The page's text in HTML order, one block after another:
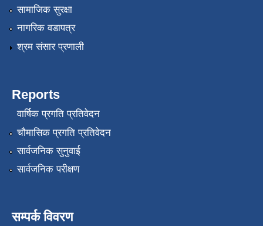
सामाजिक सुरक्षा
नागरिक वडापत्र
श्रम संसार प्रणाली
Reports
वार्षिक प्रगति प्रतिवेदन
चौमासिक प्रगति प्रतिवेदन
सार्वजनिक सुनुवाई
सार्वजनिक परीक्षण
सम्पर्क विवरण